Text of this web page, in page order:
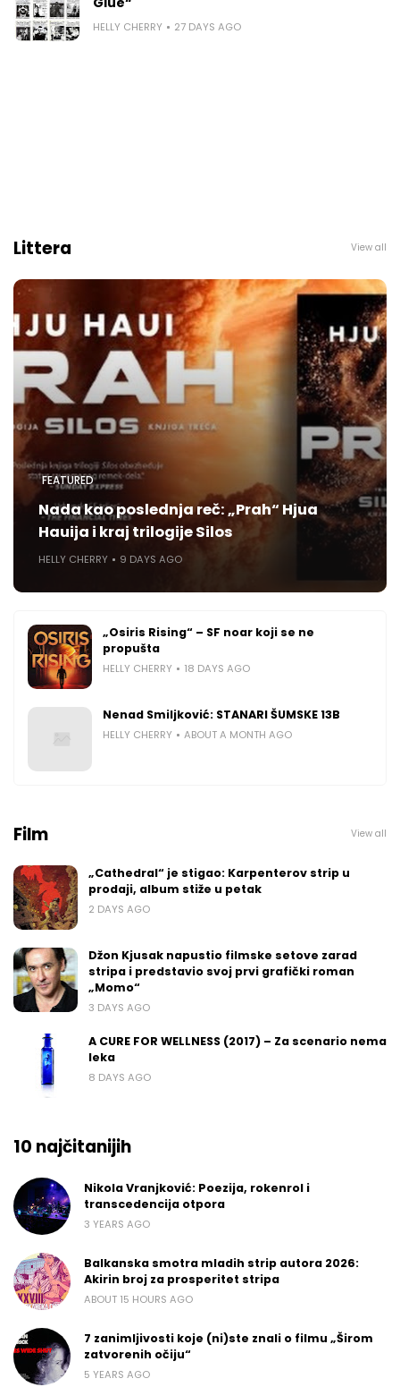
HELLY CHERRY 27 DAYS AGO
Littera View all
FEATURED
Nada kao poslednja reč: „Prah“ Hjua
Hauija i kraj trilogije Silos
HELLY CHERRY 9 DAYS AGO
„Osiris Rising“ – SF noar koji se ne
propušta
HELLY CHERRY 18 DAYS AGO
Nenad Smiljković: STANARI ŠUMSKE 13B
HELLY CHERRY ABOUT A MONTH AGO
Film View all
„Cathedral“ je stigao: Karpenterov strip u
prodaji, album stiže u petak
2 DAYS AGO
Džon Kjusak napustio filmske setove zarad
stripa i predstavio svoj prvi grafički roman
„Momo“
3 DAYS AGO
A CURE FOR WELLNESS (2017) – Za scenario nema
leka
8 DAYS AGO
10 najčitanijih
Nikola Vranjković: Poezija, rokenrol i
transcedencija otpora
3 YEARS AGO
Balkanska smotra mladih strip autora 2026:
Akirin broj za prosperitet stripa
ABOUT 15 HOURS AGO
7 zanimljivosti koje (ni)ste znali o filmu „Širom
zatvorenih očiju“
5 YEARS AGO